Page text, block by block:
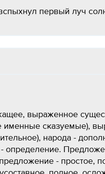
первый луч
выраженное
именные сказуемые),
народа -
определение.
- простое,